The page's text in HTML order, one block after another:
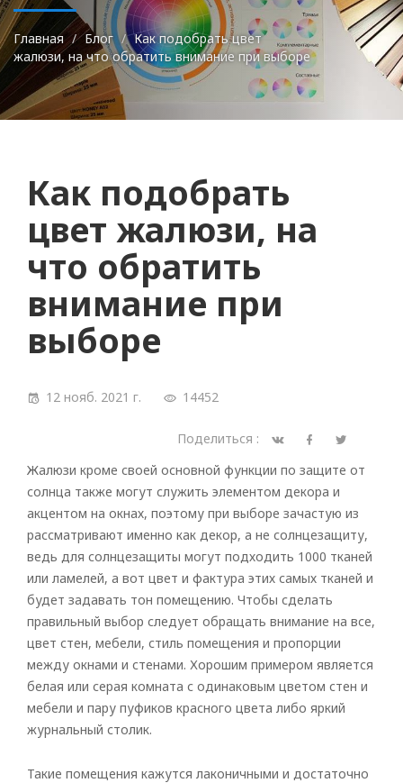
Главная Блог
Как подобрать цвет
жалюзи, на что обратить внимание при выборе
Как подобрать
цвет жалюзи, на
что обратить
внимание при
выборе
12 нояб. 2021 г. 14452
Поделиться :
Жалюзи кроме своей основной функции по защите от
солнца также могут служить элементом декора и
акцентом на окнах, поэтому при выборе зачастую из
рассматривают именно как декор, а не солнцезащиту,
ведь для солнцезащиты могут подходить 1000 тканей
или ламелей, а вот цвет и фактура этих самых тканей и
будет задавать тон помещению. Чтобы сделать
правильный выбор следует обращать внимание на все,
цвет стен, мебели, стиль помещения и пропорции
между окнами и стенами. Хорошим примером является
белая или серая комната с одинаковым цветом стен и
мебели и пару пуфиков красного цвета либо яркий
журнальный столик.
Такие помещения кажутся лаконичными и достаточно